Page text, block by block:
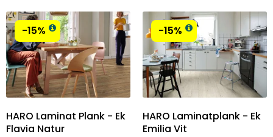
-15%
HARO Laminat Plank - Ek
Flavia Natur
-15%
HARO Laminatplank - Ek
Emilia Vit